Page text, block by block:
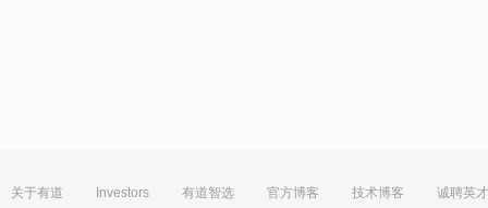
关于有道 Investors 有道智选 官方博客 技术博客 诚聘英才